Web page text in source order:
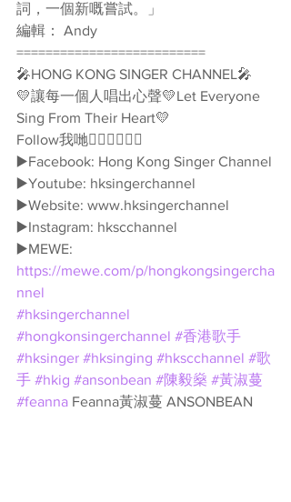
詞，一個新嘅嘗試。」
編輯： Andy
==========================
🎤HONG KONG SINGER CHANNEL🎤
💛讓每一個人唱出心聲💛Let Everyone
Sing From Their Heart💛
Follow我哋👇🏻👇🏻🥰🥰
▶️Facebook: Hong Kong Singer Channel
▶️Youtube: hksingerchannel
▶️Website: www.hksingerchannel
▶️Instagram: hkscchannel
▶️MEWE:
https://mewe.com/p/hongkongsingercha
nnel
#hksingerchannel
#hongkonsingerchannel #香港歌手
#hksinger #hksinging #hkscchannel #歌
手 #hkig #ansonbean #陳毅燊 #黃淑蔓
#feanna Feanna黃淑蔓 ANSONBEAN